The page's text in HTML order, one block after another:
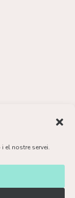
el nostre servei.